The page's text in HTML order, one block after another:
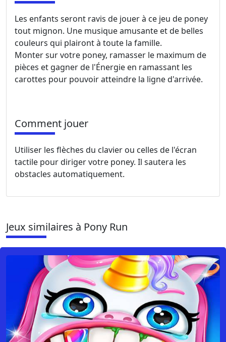
Les enfants seront ravis de jouer à ce jeu de poney
tout mignon. Une musique amusante et de belles
couleurs qui plairont à toute la famille.
Monter sur votre poney, ramasser le maximum de
pièces et gagner de l'Énergie en ramassant les
carottes pour pouvoir atteindre la ligne d'arrivée.
Comment jouer
Utiliser les flèches du clavier ou celles de l'écran
tactile pour diriger votre poney. Il sautera les
obstacles automatiquement.
Jeux similaires à Pony Run